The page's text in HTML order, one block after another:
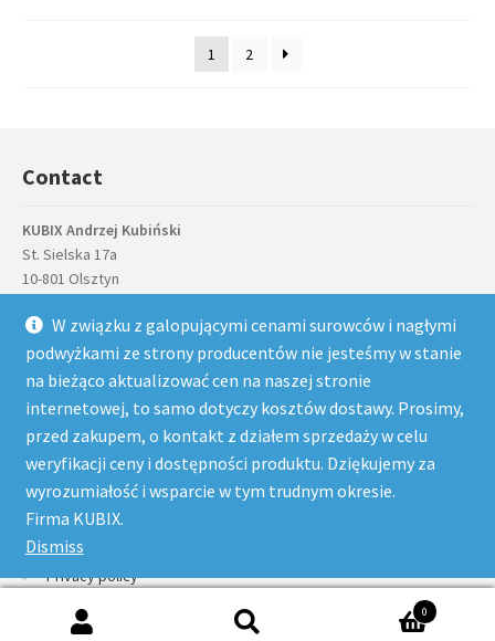
W związku z galopującymi cenami surowców i nagłymi
podwyżkami ze strony producentów nie jesteśmy w stanie
na bieżąco aktualizować cen na naszej stronie
internetowej, to samo dotyczy kosztów dostawy. Prosimy,
przed zakupem, o kontakt z działem sprzedaży w celu
weryfikacji ceny i dostępności produktu. Dziękujemy za
wyrozumiałość i wsparcie w tym trudnym okresie.
Firma KUBIX.
Dismiss
1 2
Contact
KUBIX Andrzej Kubiński
St. Sielska 17a
10-801 Olsztyn
phone: +48 884 884 757
email: sklep@kubix.pl
Menu
Home page
My Account
My Account
Terms and conditions
Privacy policy
© Kubix 2026 | Polityka prywatności TBnet.pl
0